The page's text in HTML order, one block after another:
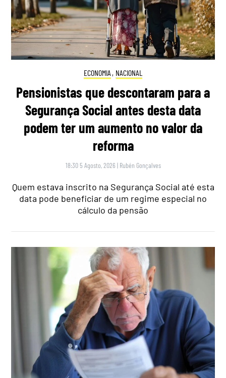
ECONOMIA , NACIONAL
Pensionistas que descontaram para a
Segurança Social antes desta data
podem ter um aumento no valor da
reforma
18:30 5 Agosto, 2026 | Rubén Gonçalves
Quem estava inscrito na Segurança Social até esta
data pode beneficiar de um regime especial no
cálculo da pensão